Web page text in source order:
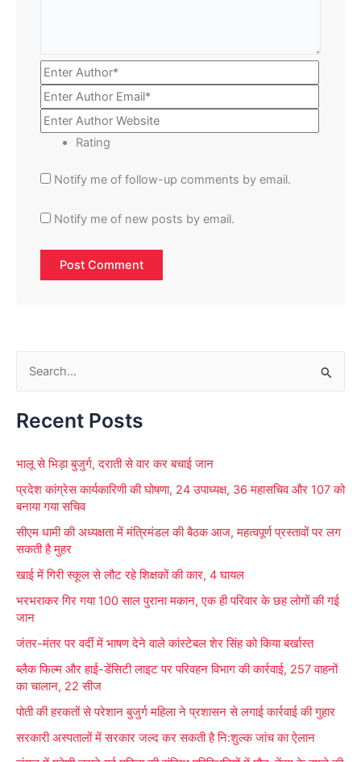
Rating
Notify me of follow-up comments by email.
Notify me of new posts by email.
a
c
h
f
o
Recent Posts
भालू से भिड़ा बुजुर्ग, दराती से वार कर बचाई जान
प्रदेश कांग्रेस कार्यकारिणी की घोषणा, 24 उपाध्यक्ष, 36 महासचिव और 107 को
बनाया गया सचिव
सीएम धामी की अध्यक्षता में मंत्रिमंडल की बैठक आज, महत्वपूर्ण प्रस्तावों पर लग
सकती है मुहर
खाई में गिरी स्कूल से लौट रहे शिक्षकों की कार, 4 घायल
भरभराकर गिर गया 100 साल पुराना मकान, एक ही परिवार के छह लोगों की गई
जान
जंतर-मंतर पर वर्दी में भाषण देने वाले कांस्टेबल शेर सिंह को किया बर्खास्त
ब्लैक फिल्म और हाई-डेंसिटी लाइट पर परिवहन विभाग की कार्रवाई, 257 वाहनों
का चालान, 22 सीज
पोती की हरकतों से परेशान बुजुर्ग महिला ने प्रशासन से लगाई कार्रवाई की गुहार
सरकारी अस्पतालों में सरकार जल्द कर सकती है नि:शुल्क जांच का ऐलान